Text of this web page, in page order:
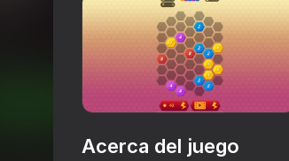
Calificación de Playhop 4,1 Clasificación de
Match 3 Onduck Games
Acerca del juego